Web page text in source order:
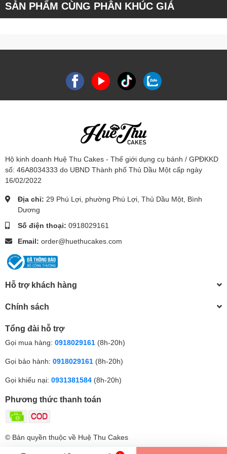
SẢN PHẨM CÙNG PHÂN KHÚC GIÁ
Hộ kinh doanh Huệ Thu Cakes - Thế giới dụng cụ bánh / GPĐKKD
số: 46A8034333 do UBND Thành phố Thủ Dầu Một cấp ngày
16/02/2022
Địa chỉ: 29 Phú Lợi, phường Phú Lợi, Thủ Dầu Một, Bình
Dương
Số điện thoại: 0918029161
Email: order@huethucakes.com
Hỗ trợ khách hàng
Chính sách
Tổng đài hỗ trợ
Gọi mua hàng: 0918029161 (8h-20h)
Gọi bảo hành: 0918029161 (8h-20h)
Gọi khiếu nại: 0931381584 (8h-20h)
Phương thức thanh toán
© Bản quyền thuộc về Huệ Thu Cakes